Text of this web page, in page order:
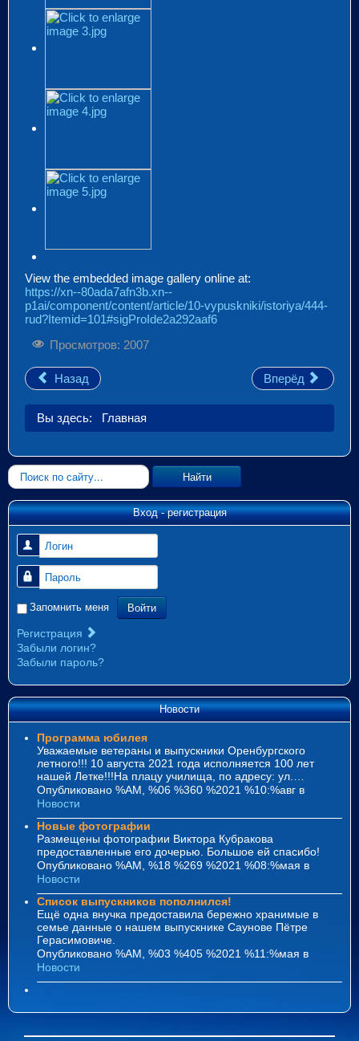
View the embedded image gallery online at:
https://xn--80ada7afn3b.xn--
p1ai/component/content/article/10-vypuskniki/istoriya/444-
rud?Itemid=101#sigProIde2a292aaf6
Просмотров: 2007
Назад Вперёд
Вы здесь: Главная
Искать... Найти
Вход - регистрация
Логин
Пароль
Запомнить меня Войти
Регистрация
Забыли логин?
Забыли пароль?
Новости
Программа юбилея
Уважаемые ветераны и выпускники Оренбургского
летного!!! 10 августа 2021 года исполняется 100 лет
нашей Летке!!!На плацу училища, по адресу: ул.…
Опубликовано %AM, %06 %360 %2021 %10:%авг в
Новости
Новые фотографии
Размещены фотографии Виктора Кубракова
предоставленные его дочерью. Большое ей спасибо!
Опубликовано %AM, %18 %269 %2021 %08:%мая в
Новости
Список выпускников пополнился!
Ещё одна внучка предоставила бережно хранимые в
семье данные о нашем выпускнике Саунове Пётре
Герасимовиче.
Опубликовано %AM, %03 %405 %2021 %11:%мая в
Новости